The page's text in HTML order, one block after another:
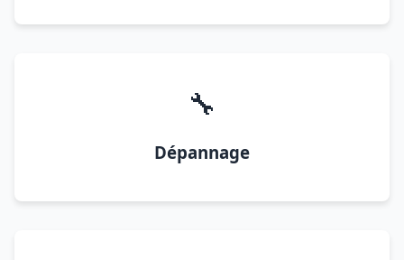
🔧
Dépannage